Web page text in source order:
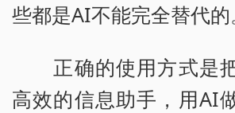
些都是AI不能完全替代的
正确的使用方式是
高效的信息助手，用AI